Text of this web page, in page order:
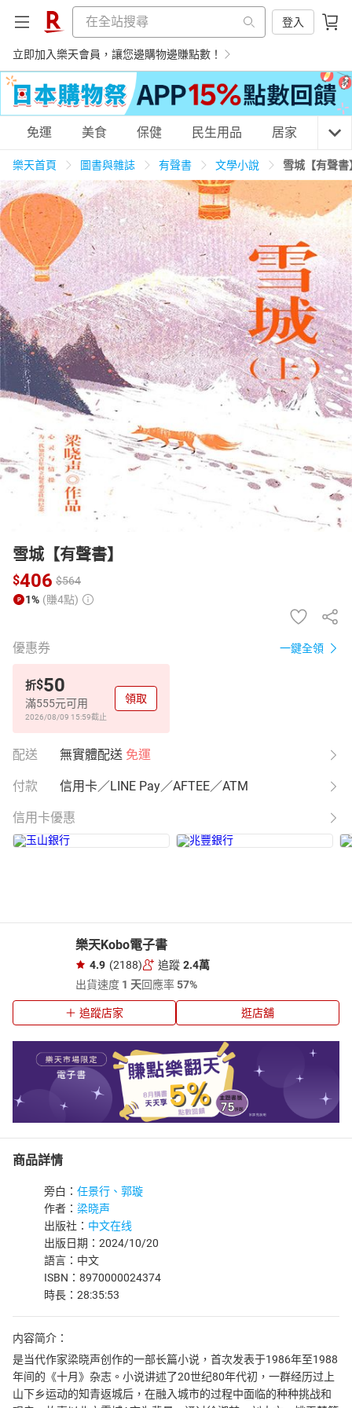
登入
立即加入樂天會員，讓您邊購物邊賺點數！
購物網分類
天天免運 美食蛋糕 養生保健 民生用品
居家生活 3C家電 運動休閒 親子玩具
女裝 男裝 化妝保養 情趣用品
日本購物 電子/紙本書
HOT
免運 美食 保健 民生用品 居家 3C
樂天首頁 圖書與雜誌 有聲書 文學小說 雪城【有聲書
雪城【有聲書】
$406 $564
1% (賺4點)
優惠券 一鍵全領
折$50
滿555元可用
2026/08/09 15:59截止
領取
配送 無實體配送 免運
付款 信用卡／LINE Pay／AFTEE／ATM
信用卡優惠
樂天Kobo電子書
4.9 (2188) 追蹤 2.4萬
出貨速度 1 天回應率57%
追蹤店家 逛店舖
商品詳情
旁白： 任景行、郭璇
作者： 梁晓声
出版社： 中文在线
出版日期：2024/10/20
語言：中文
ISBN：8970000024374
時長：28:35:53
内容简介：
是当代作家梁晓声创作的一部长篇小说，首次发表于1986年至1988
年间的《十月》杂志。小说讲述了20世纪80年代初，一群经历过上
山下乡运动的知青返城后，在融入城市的过程中面临的种种挑战和